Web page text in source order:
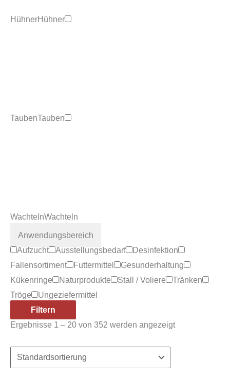
HühnerHühner
TaubenTauben
WachtelnWachteln
Anwendungsbereich
Aufzucht
Ausstellungsbedarf
Desinfektion
Fallensortiment
Futtermittel
Gesunderhaltung
Kükenringe
Naturprodukte Stall / Voliere
Tränken
Tröge
Ungeziefermittel
Filtern
Ergebnisse 1 – 20 von 352 werden angezeigt